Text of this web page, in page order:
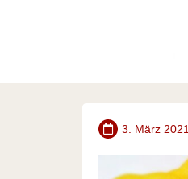
3. März 2021